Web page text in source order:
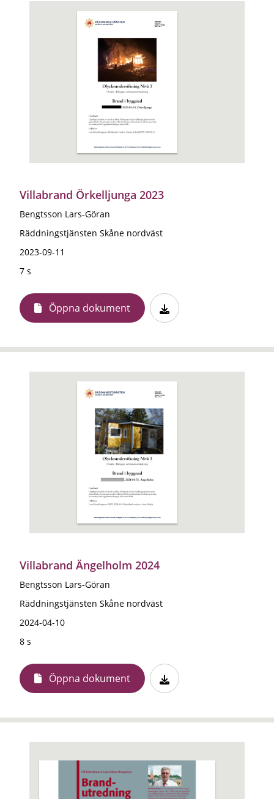
Villabrand Örkelljunga 2023
Bengtsson Lars-Göran
Räddningstjänsten Skåne nordväst
2023-09-11
7 s
Öppna dokument
Villabrand Ängelholm 2024
Bengtsson Lars-Göran
Räddningstjänsten Skåne nordväst
2024-04-10
8 s
Öppna dokument